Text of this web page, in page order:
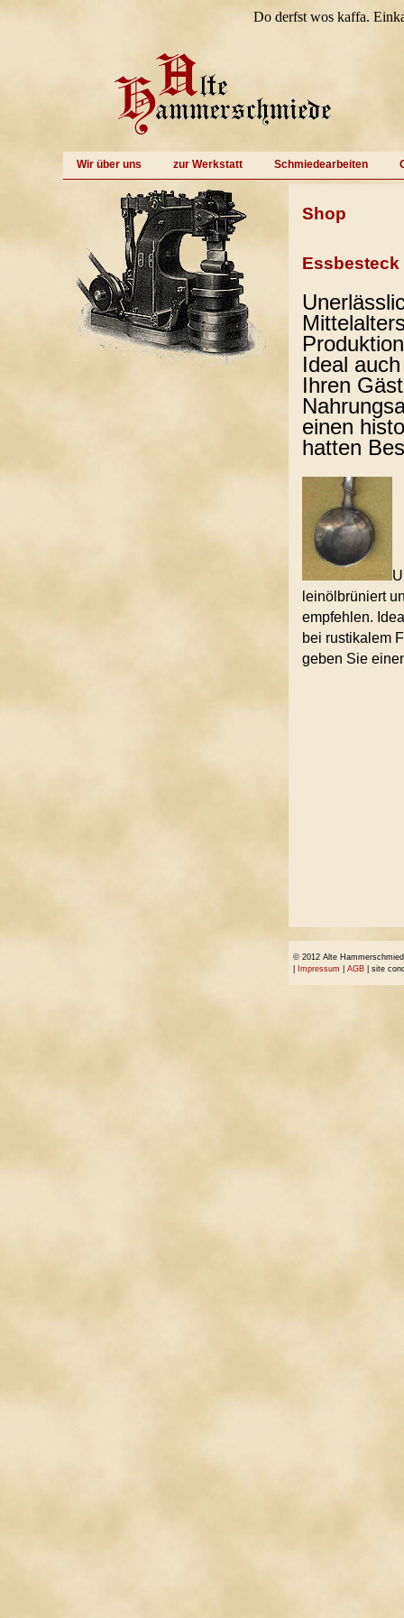
Do derfst wos kaffa.
Wir über uns zur Werkstatt Schmiedearbeiten
Shop
Essbesteck
Ideal
Ihren
einen
hatten
leinölbrüniert
empfehlen.
bei rustikalem
geben Sie
© 2012 Alte
Impressum AGB | site